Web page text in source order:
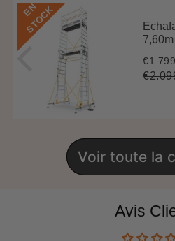
E
N
S
T
O
C
K
Prix
réduit
Prix
Voir toute la
Avis